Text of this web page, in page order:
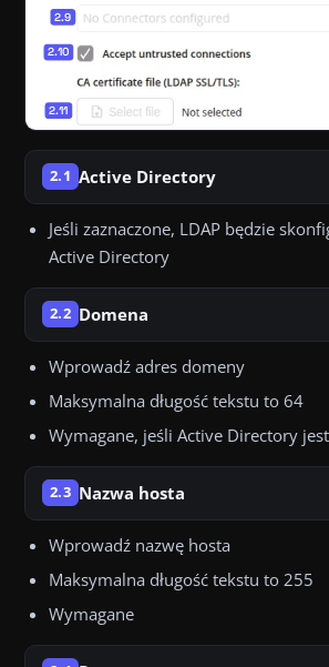
2.1 Active Directory
Jeśli zaznaczone, LDAP będzie
Active Directory
2.2 Domena
Wprowadź adres domeny
Maksymalna długość tekstu to 64
Wymagane, jeśli Active Directory
2.3 Nazwa hosta
Wprowadź nazwę hosta
Maksymalna długość tekstu to 255
Wymagane